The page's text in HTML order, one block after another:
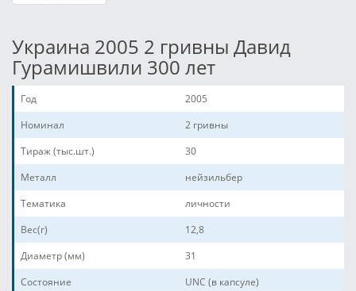
Украина 2005 2 гривны Давид
Гурамишвили 300 лет
Год
2005
Номинал
2 гривны
Тираж (тыс.шт.)
30
Металл
нейзильбер
Тематика
личности
Вес(г)
12,8
Диаметр (мм)
31
Состояние
UNC (в капсуле)